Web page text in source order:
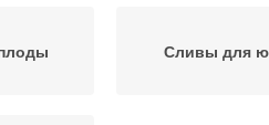
Сливы для